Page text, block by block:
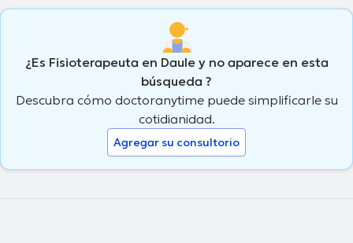
¿Es Fisioterapeuta en Daule y no aparece en esta
búsqueda ?
Descubra cómo doctoranytime puede simplificarle su
cotidianidad.
Agregar su consultorio